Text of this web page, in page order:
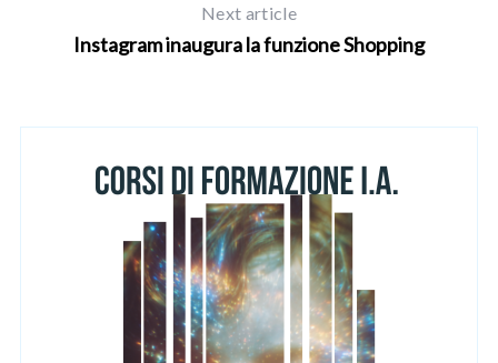
Next article
Instagram inaugura la funzione Shopping